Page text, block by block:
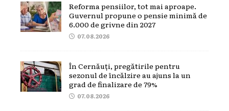
Reforma pensiilor, tot mai aproape.
Guvernul propune o pensie minimă de
6.000 de grivne din 2027
07.08.2026
În Cernăuți, pregătirile pentru
sezonul de încălzire au ajuns la un
grad de finalizare de 79%
07.08.2026